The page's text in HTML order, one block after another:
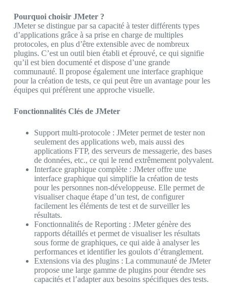
Pourquoi choisir JMeter ?
JMeter se distingue par sa capacité à tester différents types
d’applications grâce à sa prise en charge de multiples
protocoles, en plus d’être extensible avec de nombreux
plugins. C’est un outil bien établi et éprouvé, ce qui signifie
qu’il est bien documenté et dispose d’une grande
communauté. Il propose également une interface graphique
pour la création de tests, ce qui peut être un avantage pour les
équipes qui préfèrent une approche visuelle.
Fonctionnalités Clés de JMeter
Support multi-protocole : JMeter permet de tester non
seulement des applications web, mais aussi des
applications FTP, des serveurs de messagerie, des bases
de données, etc., ce qui le rend extrêmement polyvalent.
Interface graphique complète : JMeter offre une
interface graphique qui simplifie la création de tests
pour les personnes non-développeuse. Elle permet de
visualiser chaque étape d’un test, de configurer
facilement les éléments de test et de surveiller les
résultats.
Fonctionnalités de Reporting : JMeter génère des
rapports détaillés et permet de visualiser les résultats
sous forme de graphiques, ce qui aide à analyser les
performances et identifier les goulots d’étranglement.
Extensions via des plugins : La communauté de JMeter
propose une large gamme de plugins pour étendre ses
capacités et l’adapter aux besoins spécifiques des tests.